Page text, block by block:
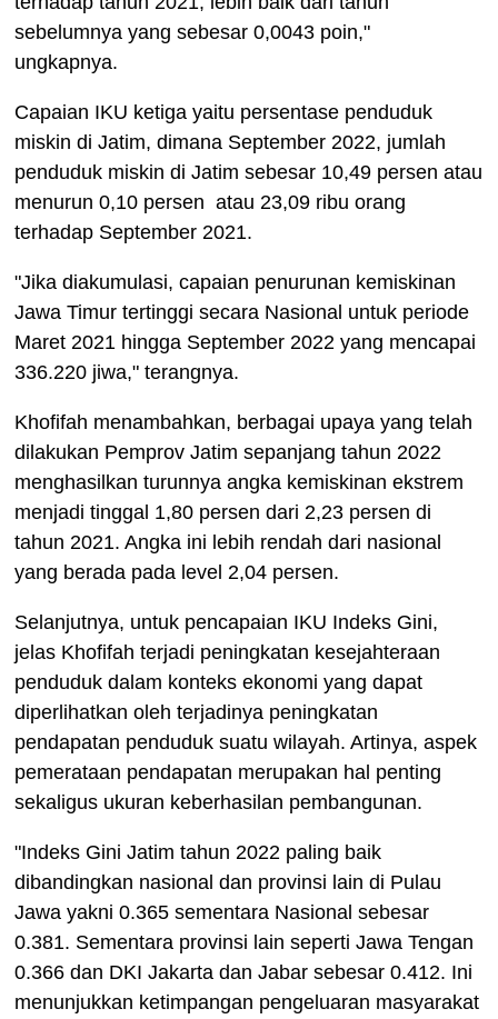
sebelumnya yang sebesar 0,0043 poin,"
ungkapnya.
Capaian IKU ketiga yaitu persentase penduduk
miskin di Jatim, dimana September 2022, jumlah
penduduk miskin di Jatim sebesar 10,49 persen atau
menurun 0,10 persen atau 23,09 ribu orang
terhadap September 2021.
"Jika diakumulasi, capaian penurunan kemiskinan
Jawa Timur tertinggi secara Nasional untuk periode
Maret 2021 hingga September 2022 yang mencapai
336.220 jiwa," terangnya.
Khofifah menambahkan, berbagai upaya yang telah
dilakukan Pemprov Jatim sepanjang tahun 2022
menghasilkan turunnya angka kemiskinan ekstrem
menjadi tinggal 1,80 persen dari 2,23 persen di
tahun 2021. Angka ini lebih rendah dari nasional
yang berada pada level 2,04 persen.
Selanjutnya, untuk pencapaian IKU Indeks Gini,
jelas Khofifah terjadi peningkatan kesejahteraan
penduduk dalam konteks ekonomi yang dapat
diperlihatkan oleh terjadinya peningkatan
pendapatan penduduk suatu wilayah. Artinya, aspek
pemerataan pendapatan merupakan hal penting
sekaligus ukuran keberhasilan pembangunan.
"Indeks Gini Jatim tahun 2022 paling baik
dibandingkan nasional dan provinsi lain di Pulau
Jawa yakni 0.365 sementara Nasional sebesar
0.381. Sementara provinsi lain seperti Jawa Tengan
0.366 dan DKI Jakarta dan Jabar sebesar 0.412. Ini
menunjukkan ketimpangan pengeluaran masyarakat